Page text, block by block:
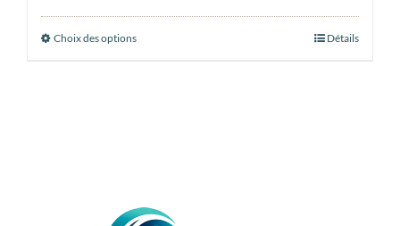
prix :
Choix des optionsCe
peuvent
Détails